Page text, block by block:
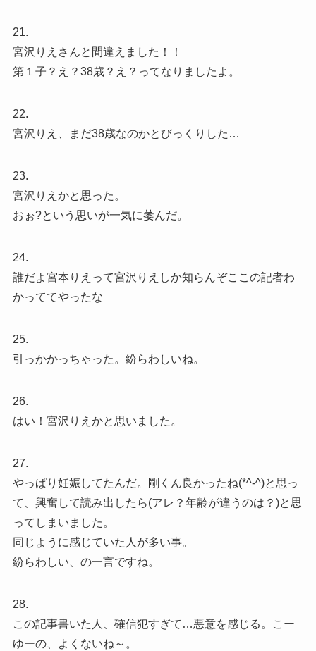
21.
宮沢りえさんと間違えました！！
第１子？え？38歳？え？ってなりましたよ。
22.
宮沢りえ、まだ38歳なのかとびっくりした…
23.
宮沢りえかと思った。
おぉ?という思いが一気に萎んだ。
24.
誰だよ宮本りえって宮沢りえしか知らんぞここの記者わ
かっててやったな
25.
引っかかっちゃった。紛らわしいね。
26.
はい！宮沢りえかと思いました。
27.
やっぱり妊娠してたんだ。剛くん良かったね(*^-^)と思っ
て、興奮して読み出したら(アレ？年齢が違うのは？)と思
ってしまいました。
同じように感じていた人が多い事。
紛らわしい、の一言ですね。
28.
この記事書いた人、確信犯すぎて…悪意を感じる。こー
ゆーの、よくないね～。